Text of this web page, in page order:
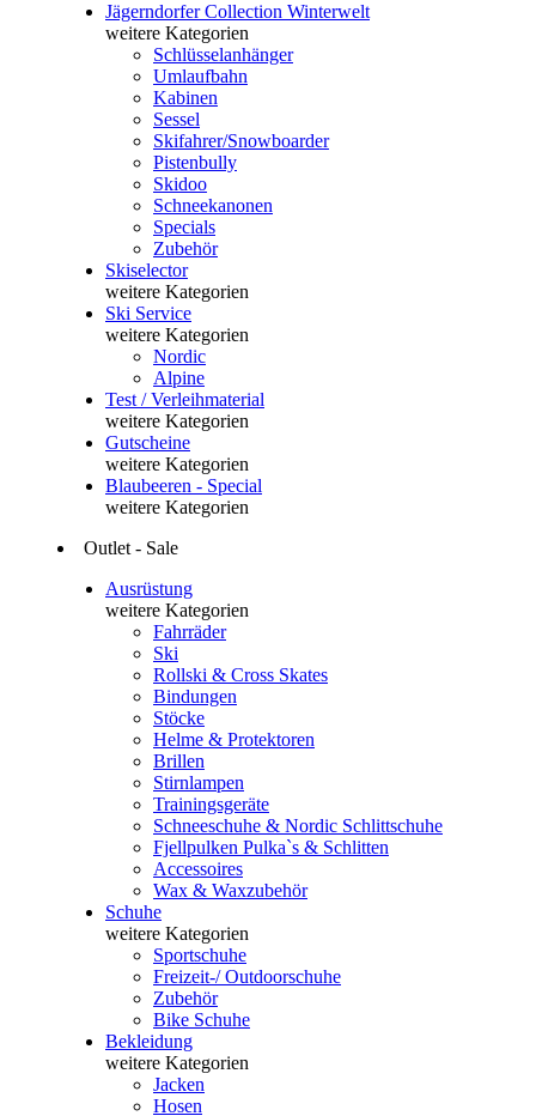
Jägerndorfer Collection Winterwelt
weitere Kategorien
Schlüsselanhänger
Umlaufbahn
Kabinen
Sessel
Skifahrer/Snowboarder
Pistenbully
Skidoo
Schneekanonen
Specials
Zubehör
Skiselector
weitere Kategorien
Ski Service
weitere Kategorien
Nordic
Alpine
Test / Verleihmaterial
weitere Kategorien
Gutscheine
weitere Kategorien
Blaubeeren - Special
weitere Kategorien
Outlet - Sale
Ausrüstung
weitere Kategorien
Fahrräder
Ski
Rollski & Cross Skates
Bindungen
Stöcke
Helme & Protektoren
Brillen
Stirnlampen
Trainingsgeräte
Schneeschuhe & Nordic Schlittschuhe
Fjellpulken Pulka`s & Schlitten
Accessoires
Wax & Waxzubehör
Schuhe
weitere Kategorien
Sportschuhe
Freizeit-/ Outdoorschuhe
Zubehör
Bike Schuhe
Bekleidung
weitere Kategorien
Jacken
Hosen